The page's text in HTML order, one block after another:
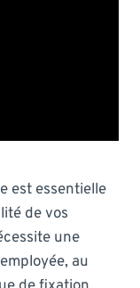
est essentielle
de vos
une
au